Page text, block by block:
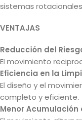
sistemas
VENTAJAS
Reducción del
El movimiento
Eficiencia en la
El diseño y el
completo y eficiente.
Menor Acumulación